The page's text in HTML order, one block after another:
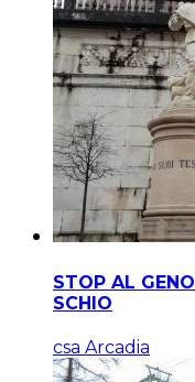
STOP AL
SCHIO
csa Arcadia